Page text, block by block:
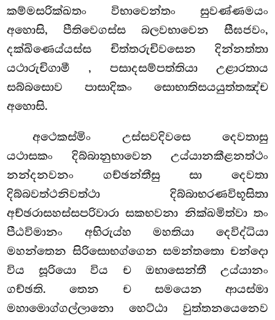
කම්මසරික්ඛතං විභාවෙන්තං සුවණ්ණමයං
අහොසි, පීතිවෙගස්ස බලවභාවෙන සීඝජවං,
දක්ඛිණෙය්යස්ස චිත්තරුචිවසෙන දින්නත්තා
යථාරුචිගාමී, පසාදසම්පත්තියා උළාරතාය
සබ්බසොව පාසාදිකං සොභාතිසයයුත්තඤ්ච
අහොසි.
අථෙකස්මිං උස්සවදිවසෙ දෙවතාසු
යථාසකං දිබ්බානුභාවෙන උය්යානකීළනත්ථං
නන්දනවනං ගච්ඡන්තීසු සා දෙවතා
දිබ්බවත්ථනිවත්ථා දිබ්බාභරණවිභූසිතා
අච්ඡරාසහස්සපරිවාරා සකභවනා නික්ඛමිත්වා තං
පීඨවිමානං අභිරුය්හ මහතියා දෙවිද්ධියා
මහන්තෙන සිරිසොභග්ගෙන සමන්තතො චන්දො
විය සූරියො විය ච ඔභාසෙන්තී උය්යානං
ගච්ඡති. තෙන ච සමයෙන ආයස්මා
මහාමොග්ගල්ලානො හෙට්ඨා වුත්තනයෙනෙව